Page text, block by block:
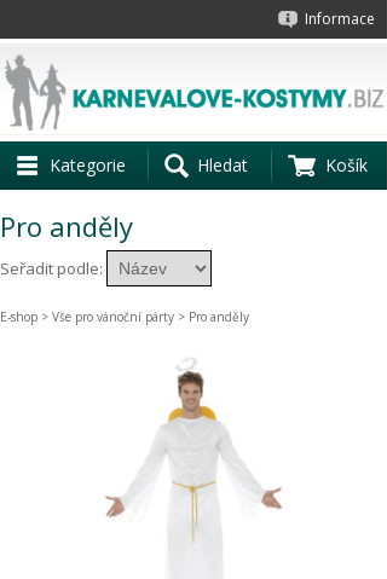
Informace
Kategorie Hledat Košík
Pro anděly
Seřadit podle:
E-shop > Vše pro vánoční párty > Pro anděly